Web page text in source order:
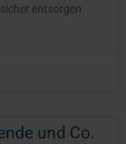
entsorgen
und Co.